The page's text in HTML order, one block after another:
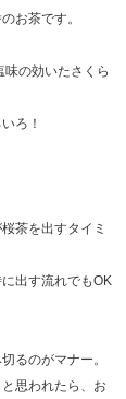
お茶です。
の効いたさくら
ろ！
茶を出すタイミ
出す流れでもOK
るのがマナー。
思われたら、お